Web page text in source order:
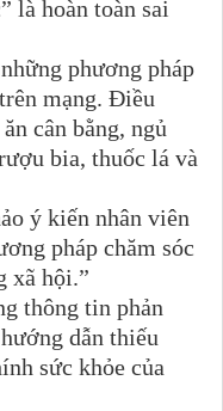
là hoàn toàn sai
phương pháp
mạng. Điều
cân bằng, ngủ
bia, thuốc lá và
ý kiến nhân viên
pháp chăm sóc
xã hội.”
tin phản
dẫn thiếu
sức khỏe của